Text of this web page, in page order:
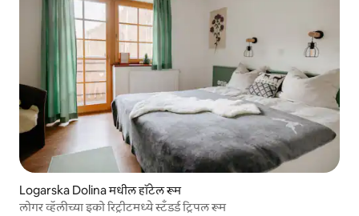
Logarska Dolina मधील हॉटेल रूम
लोगर व्हॅलीच्या इको रिट्रीटमध्ये स्टँडर्ड ट्रिपल रूम